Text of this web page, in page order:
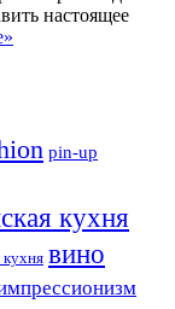
настоящее
pin-up
кухня
кухня вино